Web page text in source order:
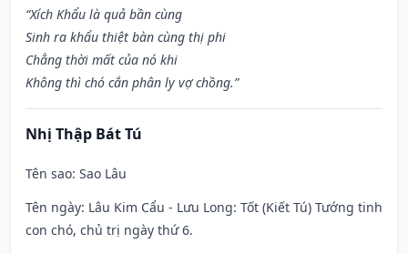
“Xích Khẩu là quả bần cùng
Sinh ra khẩu thiệt bàn cùng thị phi
Chẳng thời mất của nó khi
Không thì chó cắn phân ly vợ chồng.”
Nhị Thập Bát Tú
Tên sao: Sao Lâu
Tên ngày: Lâu Kim Cẩu - Lưu Long: Tốt (Kiết Tú) Tướng tinh
con chó, chủ trị ngày thứ 6.